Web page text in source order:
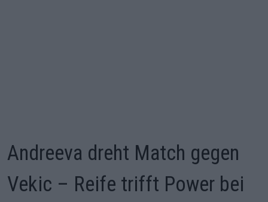
Andreeva dreht Match gegen
Vekic – Reife trifft Power bei